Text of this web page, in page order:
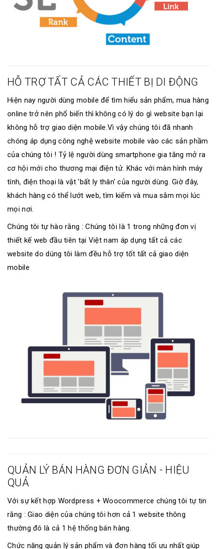
HỖ TRỢ TẤT CẢ CÁC THIẾT BỊ DI ĐỘNG
Hiện nay người dùng mobile để tìm hiểu sản phẩm, mua hàng
online trở nên phổ biến thì không có lý do gì website bạn lại
không hỗ trợ giao diện mobile.Vì vậy chúng tôi đã nhanh
chóng áp dụng công nghệ website mobile vào các sản phầm
của chúng tôi ! Tỷ lệ người dùng smartphone gia tăng mở ra
cơ hội mới cho thương mại điện tử. Khác với màn hình máy
tính, điện thoại là vật 'bất ly thân' của người dùng. Giờ đây,
khách hàng có thể lướt web, tìm kiếm và mua sắm mọi lúc
mọi nơi.
Chúng tôi tự hào rằng : Chúng tôi là 1 trong những đơn vị
thiết kế web đầu tiên tại Việt nam áp dụng tất cả các
website do dúng tôi làm đều hỗ trợ tốt tất cả giao diện
mobile
QUẢN LÝ BÁN HÀNG ĐƠN GIẢN - HIỆU
QUẢ
Với sự kết hợp Wordpress + Woocommerce chúng tôi tự tin
rằng : Giao diện của chúng tôi hơn cả 1 website thông
thường đó là cả 1 hệ thống bán hàng.
Chức năng quản lý sản phẩm và đơn hàng tối ưu nhất giúp